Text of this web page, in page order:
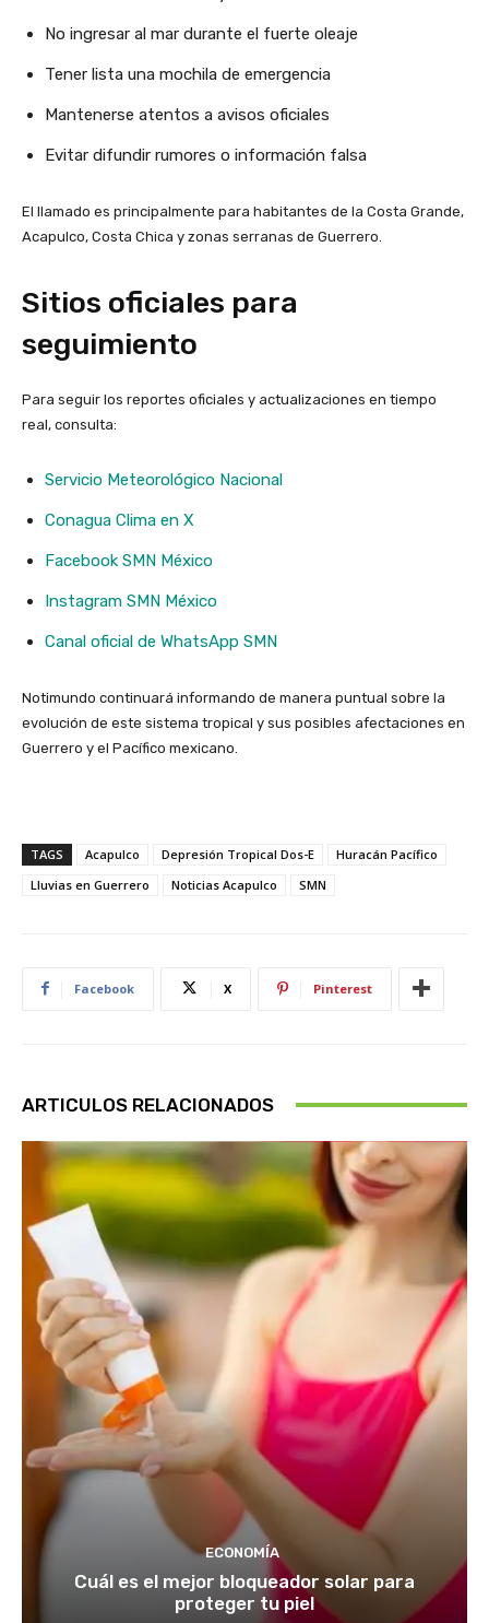
No ingresar al mar durante el fuerte oleaje
Tener lista una mochila de emergencia
Mantenerse atentos a avisos oficiales
Evitar difundir rumores o información falsa
El llamado es principalmente para habitantes de la Costa Grande,
Acapulco, Costa Chica y zonas serranas de Guerrero.
Sitios oficiales para
seguimiento
Para seguir los reportes oficiales y actualizaciones en tiempo
real, consulta:
Servicio Meteorológico Nacional
Conagua Clima en X
Facebook SMN México
Instagram SMN México
Canal oficial de WhatsApp SMN
Notimundo continuará informando de manera puntual sobre la
evolución de este sistema tropical y sus posibles afectaciones en
Guerrero y el Pacífico mexicano.
TAGS Acapulco Depresión Tropical Dos-E
Huracán Pacífico
Lluvias en Guerrero
Noticias Acapulco SMN
Facebook X Pinterest
ARTICULOS RELACIONADOS
ECONOMÍA
Cuál es el mejor bloqueador solar para
proteger tu piel